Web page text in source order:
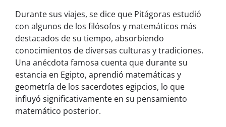
Durante sus viajes, se dice que Pitágoras estudió
con algunos de los filósofos y matemáticos más
destacados de su tiempo, absorbiendo
conocimientos de diversas culturas y tradiciones.
Una anécdota famosa cuenta que durante su
estancia en Egipto, aprendió matemáticas y
geometría de los sacerdotes egipcios, lo que
influyó significativamente en su pensamiento
matemático posterior.